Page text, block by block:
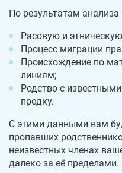
По результатам
Расовую и
Процесс миграции
Происхождение по
линиям;
Родство с
предку.
С этими данными вам
пропавших
неизвестных членах
далеко за её пределами.